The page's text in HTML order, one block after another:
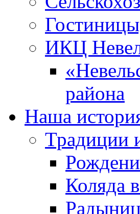
ИКЦ
района
Наша
Традиции
Коляда